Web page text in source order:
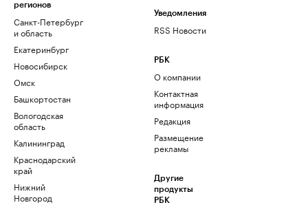
регионов
Санкт-Петербург
и область
Екатеринбург
Новосибирск
Омск
Башкортостан
Вологодская
область
Калининград
Краснодарский
край
Нижний
Новгород
Уведомления
RSS Новости
РБК
О компании
Контактная
информация
Редакция
Размещение
рекламы
Другие
продукты
РБК